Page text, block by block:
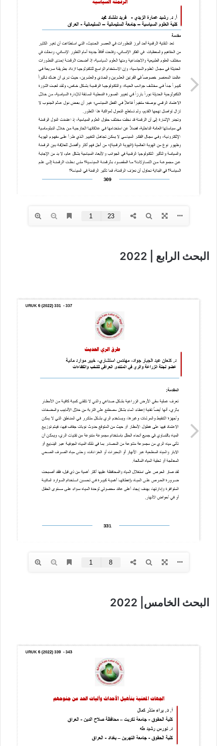
البحث الرابع | 2022
البحث الخامس| 2022